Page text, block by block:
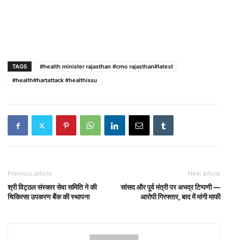
TAGS
#health minister rajasthan #cmo rajasthan#latest
#health#hartattack #healthissu
Previous article
श्री विट्ठल संस्कार सेवा समिति ने की
चिकित्सा उपकरण बैंक की स्थापना
Next article
सांसद और पूर्व मंत्री पर अभद्र टिप्पणी —
आरोपी गिरफ्तार, बाद में मांगी माफी